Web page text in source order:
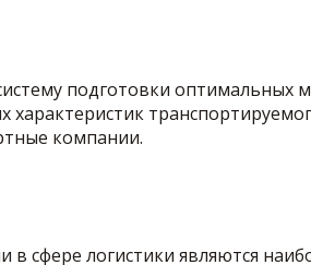
подготовки оптимальных
характеристик
компании.
в сфере логистики являются